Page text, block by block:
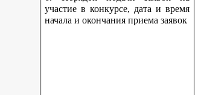
участие в конкурсе, дата и время
начала и окончания приема заявок